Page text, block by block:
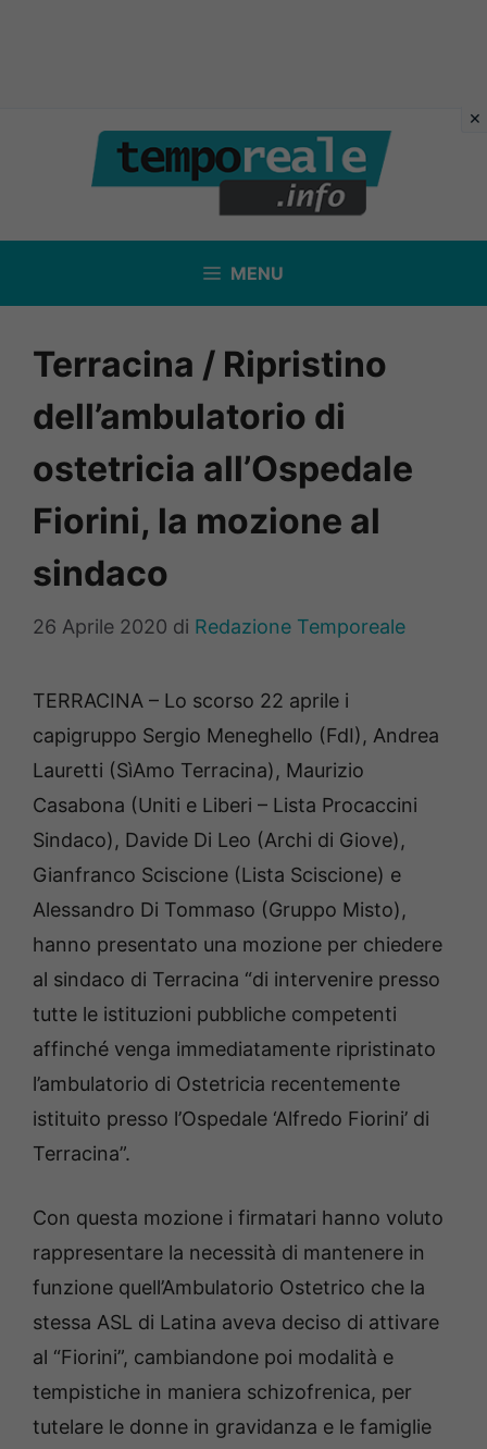
contenuto
MENU
Terracina / Ripristino
dell’ambulatorio di
ostetricia all’Ospedale
Fiorini, la mozione al
sindaco
26 Aprile 2020 di Redazione Temporeale
TERRACINA – Lo scorso 22 aprile i
capigruppo Sergio Meneghello (FdI), Andrea
Lauretti (SìAmo Terracina), Maurizio
Casabona (Uniti e Liberi – Lista Procaccini
Sindaco), Davide Di Leo (Archi di Giove),
Gianfranco Sciscione (Lista Sciscione) e
Alessandro Di Tommaso (Gruppo Misto),
hanno presentato una mozione per chiedere
al sindaco di Terracina “di intervenire presso
tutte le istituzioni pubbliche competenti
affinché venga immediatamente ripristinato
l’ambulatorio di Ostetricia recentemente
istituito presso l’Ospedale ‘Alfredo Fiorini’ di
Terracina”.
Con questa mozione i firmatari hanno voluto
rappresentare la necessità di mantenere in
funzione quell’Ambulatorio Ostetrico che la
stessa ASL di Latina aveva deciso di attivare
al “Fiorini”, cambiandone poi modalità e
tempistiche in maniera schizofrenica, per
tutelare le donne in gravidanza e le famiglie